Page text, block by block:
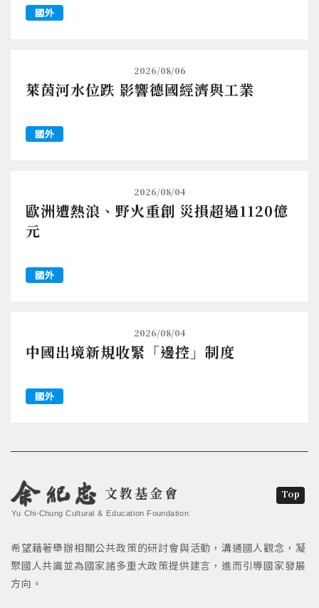
國外
2026/08/06
萊茵河水位跌 影響德國經濟與工業
國外
2026/08/04
歐洲遭熱浪、野火重創 災損超過1120億
元
國外
2026/08/04
中國出境新規收緊「邊控」制度
國外
文教基金會
Yu Chi-Chung Cultural & Education Foundation
希望藉著舉辦相關公共政策的研討會與活動，溝通國人觀念，凝
聚國人共識並為國家諸多重大政策提供建言，進而引導國家發展
方向。
Top